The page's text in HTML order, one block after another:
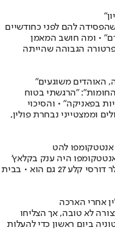
להם לפני כחודשיים
• ומה חושב המאמן
הגבוהה שהייתה
האוהדים משוגעים"
"הרגשתי בטוח
בפאניקה" • והסיכוי
וממצטייני נבחרת פולין,
אנטטקומפו להט
ניצחה 85:89 • יאניס אנטטקומפו היה ענק בקלאץ'
עם 27 נק', 11 ריבאונדים ו-6 אסיסטים • טיילר דורסי קלע 27 גם הוא • בבית
לא טובה, אך הצליחו
ביום ראשון כדי להעלות